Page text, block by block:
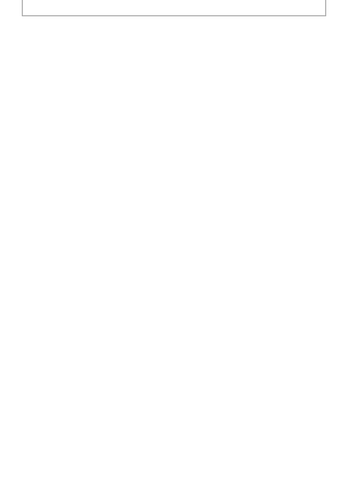
Victor Schœlcher